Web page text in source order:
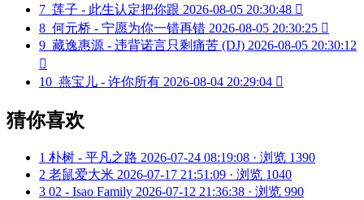
7 莲子 - 此生认定把你跟 2026-08-05 20:30:48 
8 何元桥 - 宁愿为你一错再错 2026-08-05 20:30:25 
9 藏逸惠源 - 违背诺言只剩痛苦 (DJ) 2026-08-05 20:30:12

10 燕宝儿 - 许你所有 2026-08-04 20:29:04 
猜你喜欢
1 朴树 - 平凡之路 2026-07-24 08:19:08 · 浏览 1390
2 老鼠爱大米 2026-07-17 21:51:09 · 浏览 1040
3 02 - Isao Family 2026-07-12 21:36:38 · 浏览 990